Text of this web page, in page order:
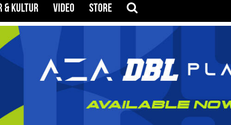
& KULTUR VIDEO STORE